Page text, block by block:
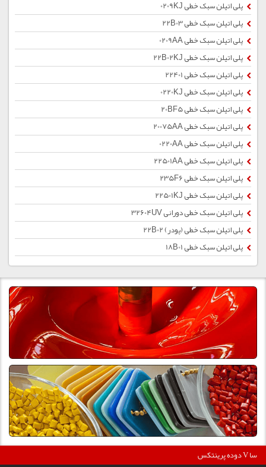
پلی اتیلن سبک خطی 0209KJ
پلی اتیلن سبک خطی 22B03
پلی اتیلن سبک خطی 0209AA
پلی اتیلن سبک خطی 22B02KJ
پلی اتیلن سبک خطی 22401
پلی اتیلن سبک خطی 0220KJ
پلی اتیلن سبک خطی 20BF5
پلی اتیلن سبک خطی 20075AA
پلی اتیلن سبک خطی 0220AA
پلی اتیلن سبک خطی 22501AA
پلی اتیلن سبک خطی 235F6
پلی اتیلن سبک خطی 22501KJ
پلی اتیلن سبک خطی دورانی 32604UV
پلی اتیلن سبک خطی (پودر) 22B02
پلی اتیلن سبک خطی 18B01
دوده پرینتکس V دگوسا :